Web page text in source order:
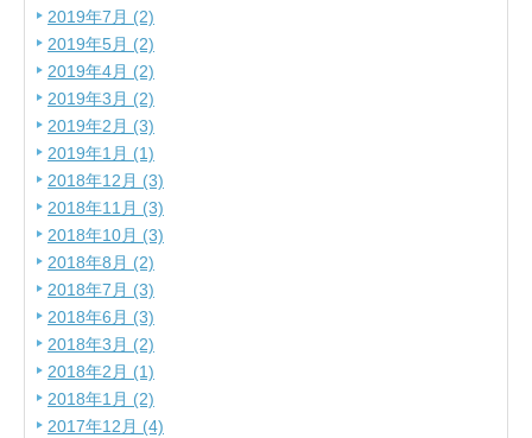
2019年7月 (2)
2019年5月 (2)
2019年4月 (2)
2019年3月 (2)
2019年2月 (3)
2019年1月 (1)
2018年12月 (3)
2018年11月 (3)
2018年10月 (3)
2018年8月 (2)
2018年7月 (3)
2018年6月 (3)
2018年3月 (2)
2018年2月 (1)
2018年1月 (2)
2017年12月 (4)